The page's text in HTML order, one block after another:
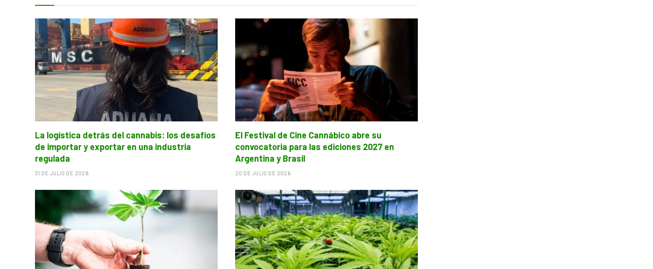
La logística detrás del cannabis: los desafíos
de importar y exportar en una industria
regulada
31 DE JULIO DE 2026
El Festival de Cine Cannábico abre su
convocatoria para las ediciones 2027 en
Argentina y Brasil
20 DE JULIO DE 2026